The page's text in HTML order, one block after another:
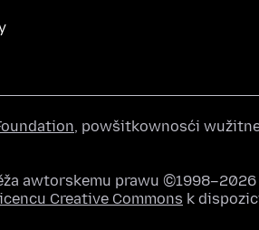
, powšitkownosći
awtorskemu prawu
Creative Commons k